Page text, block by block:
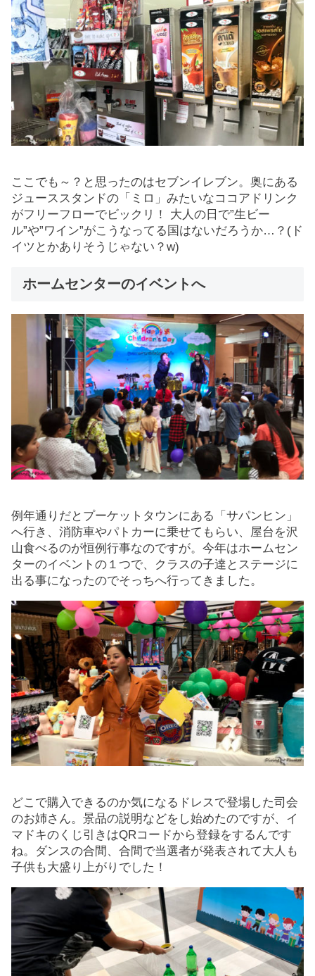
ここでも～？と思ったのはセブンイレブン。奥にある
ジューススタンドの「ミロ」みたいなココアドリンク
がフリーフローでビックリ！ 大人の日で”生ビー
ル”や”ワイン”がこうなってる国はないだろうか…？(ド
イツとかありそうじゃない？w)
ホームセンターのイベントへ
例年通りだとプーケットタウンにある「サパンヒン」
へ行き、消防車やパトカーに乗せてもらい、屋台を沢
山食べるのが恒例行事なのですが。今年はホームセン
ターのイベントの１つで、クラスの子達とステージに
出る事になったのでそっちへ行ってきました。
どこで購入できるのか気になるドレスで登場した司会
のお姉さん。景品の説明などをし始めたのですが、イ
マドキのくじ引きはQRコードから登録をするんです
ね。ダンスの合間、合間で当選者が発表されて大人も
子供も大盛り上がりでした！